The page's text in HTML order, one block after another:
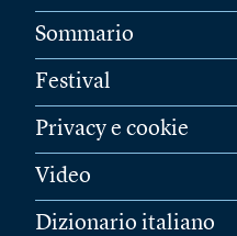
Sommario
Festival
Privacy e cookie
Video
Dizionario italiano